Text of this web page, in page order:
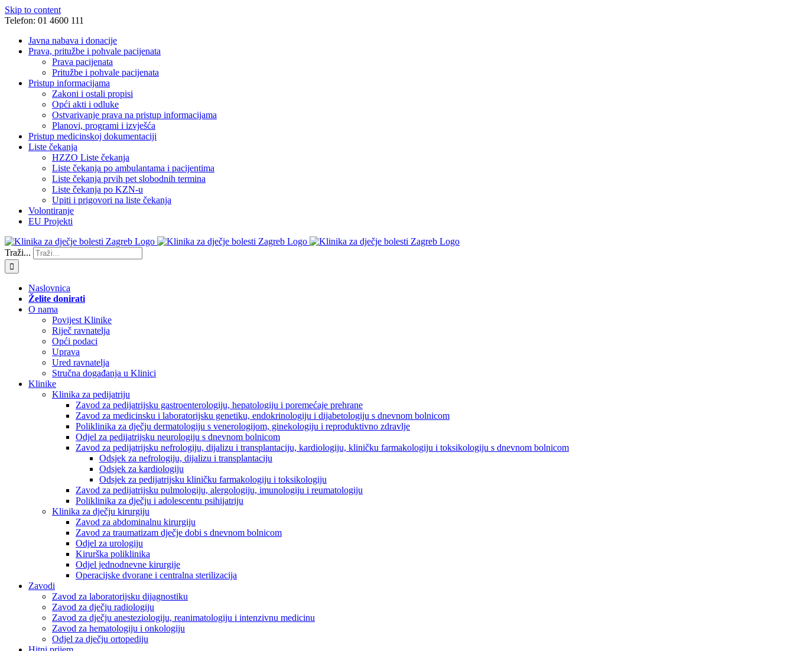
Skip to content
Telefon: 01 4600 111
Javna nabava i donacije
Prava, pritužbe i pohvale pacijenata
Prava pacijenata
Pritužbe i pohvale pacijenata
Pristup informacijama
Zakoni i ostali propisi
Opći akti i odluke
Ostvarivanje prava na pristup informacijama
Planovi, programi i izvješća
Pristup medicinskoj dokumentaciji
Liste čekanja
HZZO Liste čekanja
Liste čekanja po ambulantama i pacijentima
Liste čekanja prvih pet slobodnih termina
Liste čekanja po KZN-u
Upiti i prigovori na liste čekanja
Volontiranje
EU Projekti
Traži...
Naslovnica
Želite donirati
O nama
Povijest Klinike
Riječ ravnatelja
Opći podaci
Uprava
Ured ravnatelja
Stručna događanja u Klinici
Klinike
Klinika za pedijatriju
Zavod za pedijatrijsku gastroenterologiju, hepatologiju i poremećaje prehrane
Zavod za medicinsku i laboratorijsku genetiku, endokrinologiju i dijabetologiju s dnevnom bolnicom
Poliklinika za dječju dermatologiju s venerologijom, ginekologiju i reproduktivno zdravlje
Odjel za pedijatrijsku neurologiju s dnevnom bolnicom
Zavod za pedijatrijsku nefrologiju, dijalizu i transplantaciju, kardiologiju, kliničku farmakologiju i toksikologiju s dnevnom bolnicom
Odsjek za nefrologiju, dijalizu i transplantaciju
Odsjek za kardiologiju
Odsjek za pedijatrijsku kliničku farmakologiju i toksikologiju
Zavod za pedijatrijsku pulmologiju, alergologiju, imunologiju i reumatologiju
Poliklinika za dječju i adolescentu psihijatriju
Klinika za dječju kirurgiju
Zavod za abdominalnu kirurgiju
Zavod za traumatizam dječje dobi s dnevnom bolnicom
Odjel za urologiju
Kirurška poliklinika
Odjel jednodnevne kirurgije
Operacijske dvorane i centralna sterilizacija
Zavodi
Zavod za laboratorijsku dijagnostiku
Zavod za dječju radiologiju
Zavod za dječju anesteziologiju, reanimatologiju i intenzivnu medicinu
Zavod za hematologiju i onkologiju
Odjel za dječju ortopediju